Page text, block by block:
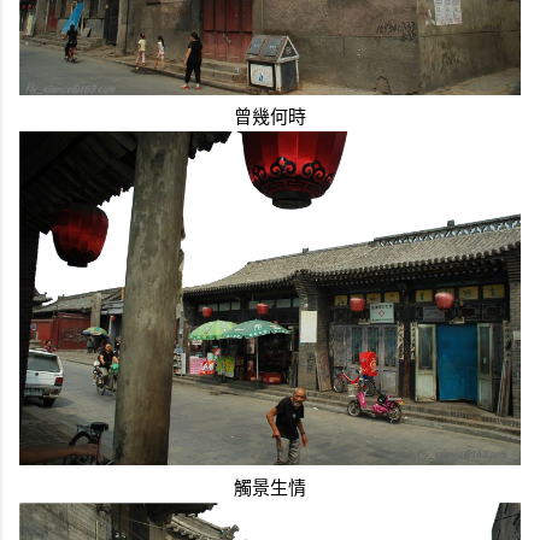
曾幾何時
觸景生情